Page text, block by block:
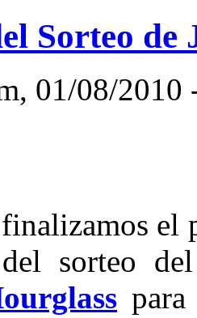
Sorteo de
01/08/2010
el
sorteo